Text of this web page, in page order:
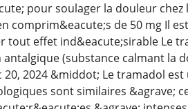
pour soulager la douleur chez
comprim&eacute;s de 50 mg Il
effet ind&eacute;sirable Le
(substance calmant la
2024 &middot; Le tramadol
sont similaires &agrave;